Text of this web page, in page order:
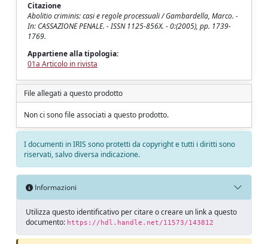
Citazione
Abolitio criminis: casi e regole processuali / Gambardella, Marco. -
In: CASSAZIONE PENALE. - ISSN 1125-856X. - 0:(2005), pp. 1739-
1769.
Appartiene alla tipologia:
01a Articolo in rivista
File allegati a questo prodotto
Non ci sono file associati a questo prodotto.
I documenti in IRIS sono protetti da copyright e tutti i diritti sono
riservati, salvo diversa indicazione.
Informazioni
Utilizza questo identificativo per citare o creare un link a questo
documento: https://hdl.handle.net/11573/143812